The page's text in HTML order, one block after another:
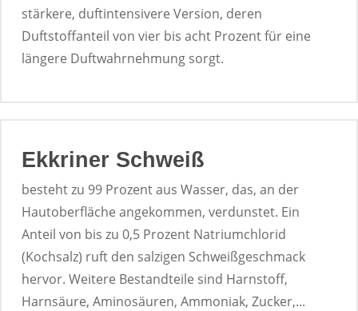
stärkere, duftintensivere Version, deren
Duftstoffanteil von vier bis acht Prozent für eine
längere Duftwahrnehmung sorgt.
Ekkriner Schweiß
besteht zu 99 Prozent aus Wasser, das, an der
Hautoberfläche angekommen, verdunstet. Ein
Anteil von bis zu 0,5 Prozent Natriumchlorid
(Kochsalz) ruft den salzigen Schweißgeschmack
hervor. Weitere Bestandteile sind Harnstoff,
Harnsäure, Aminosäuren, Ammoniak, Zucker,...